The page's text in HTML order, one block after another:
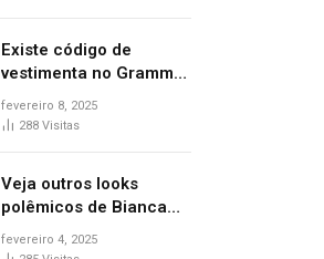
Existe código de
vestimenta no Grammy?
Questionamento surgiu
após Bianca Censori,
premiação
fevereiro 8, 2025
288 Visitas
Veja outros looks
polêmicos de Bianca
Censori, esposa de
Kanye West que
fevereiro 4, 2025